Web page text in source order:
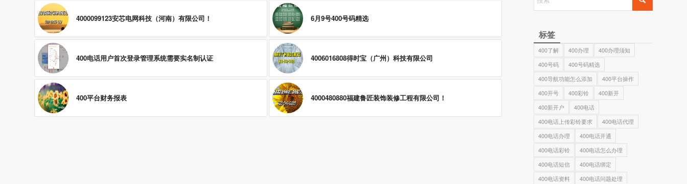
4000099123安芯电网科技（河南）有限公司！ 6月9号400号码精选
400电话用户首次登录管理系统需要实名制认证 4006016808得时宝（广州）科技有限公司
400平台财务报表 4000480880福建鲁匠装饰装修工程有限公司！
标签
400了解 400办理
400办理须知
400号码
400号码精选
400导航功能怎么添加
400平台操作
400开号
400彩铃
400新开
400新开户
400电话
400电话上传彩铃要求
400电话代理
400电话办理
400电话开通
400电话彩铃
400电话怎么办理
400电话短信
400电话绑定
400电话资料
400电话问题处理